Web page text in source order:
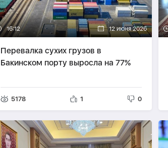
16:12 12 июня 2026
Перевалка сухих грузов в
Бакинском порту выросла на 77%
5178 1 0